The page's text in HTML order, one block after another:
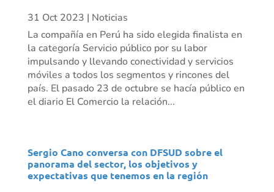
31 Oct 2023 | Noticias
La compañía en Perú ha sido elegida finalista en
la categoría Servicio público por su labor
impulsando y llevando conectividad y servicios
móviles a todos los segmentos y rincones del
país. El pasado 23 de octubre se hacía público en
el diario El Comercio la relación...
Sergio Cano conversa con DFSUD sobre el
panorama del sector, los objetivos y
expectativas que tenemos en la región